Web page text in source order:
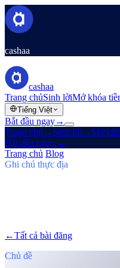
cashaa
cashaa
Trang chủSinh lờiMở khóa
Tiếng Việt
Bắt đầu ngay→
Trang chủ → Sinh lời →Mở
Bắt đầu ngay →
Trang chủ Blog
Ghi chú thực địa
←Tất cả bài đăng
Chủ đề